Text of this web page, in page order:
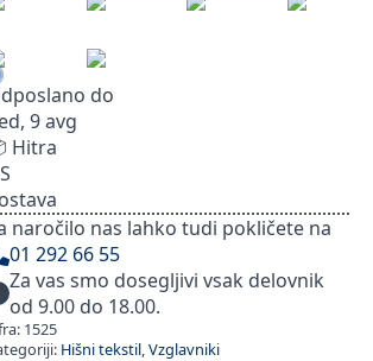
do
9 avg
Hitra
naročilo nas lahko tudi pokličete na
01 292 66 55
Za vas smo dosegljivi vsak delovnik
od 9.00 do 18.00.
1525
Hišni tekstil Vzglavniki